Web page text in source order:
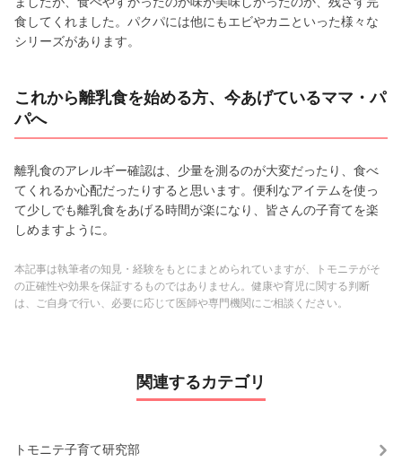
食してくれました。パクパには他にもエビやカニといった様々な
シリーズがあります。
これから離乳食を始める方、今あげているママ・パ
パへ
離乳食のアレルギー確認は、少量を測るのが大変だったり、食べ
てくれるか心配だったりすると思います。便利なアイテムを使っ
て少しでも離乳食をあげる時間が楽になり、皆さんの子育てを楽
しめますように。
本記事は執筆者の知見・経験をもとにまとめられていますが、トモニテがそ
の正確性や効果を保証するものではありません。健康や育児に関する判断
は、ご自身で行い、必要に応じて医師や専門機関にご相談ください。
関連するカテゴリ
トモニテ子育て研究部